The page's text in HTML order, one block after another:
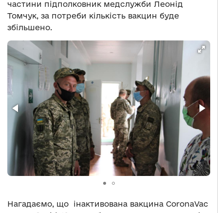
частини підполковник медслужби Леонід
Томчук, за потреби кількість вакцин буде
збільшено.
Нагадаємо, що інактивована вакцина CoronaVac